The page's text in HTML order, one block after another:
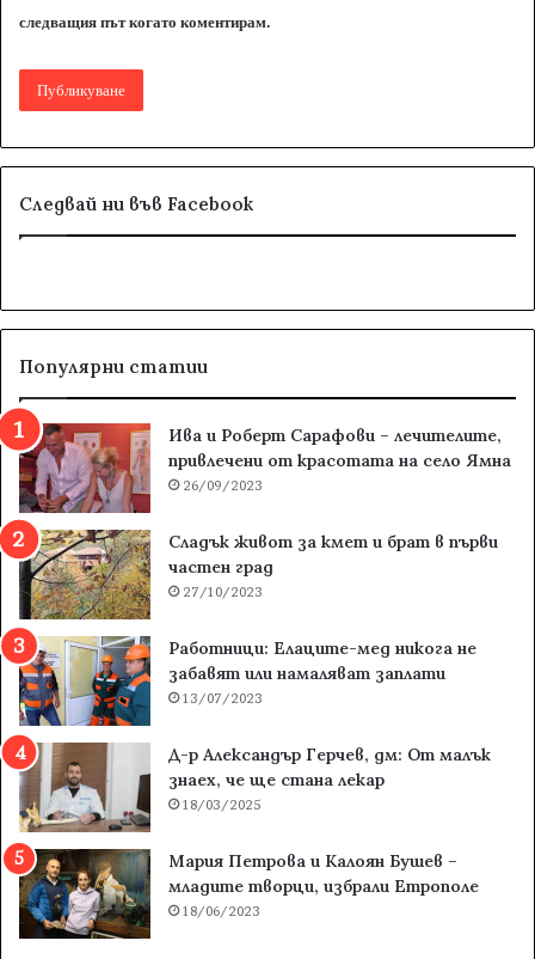
следващия път когато коментирам.
Следвай ни във Facebook
Популярни статии
Ива и Роберт Сарафови – лечителите,
привлечени от красотата на село Ямна
26/09/2023
Сладък живот за кмет и брат в първи
частен град
27/10/2023
Работници: Елаците-мед никога не
забавят или намаляват заплати
13/07/2023
Д-р Александър Герчев, дм: От малък
знаех, че ще стана лекар
18/03/2025
Мария Петрова и Калоян Бушев –
младите творци, избрали Етрополе
18/06/2023